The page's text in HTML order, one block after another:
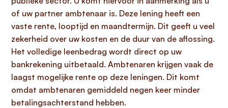
of uw partner ambtenaar is. Deze lening heeft een
vaste rente, looptijd en maandtermijn. Dit geeft u veel
zekerheid over uw kosten en de duur van de aflossing.
Het volledige leenbedrag wordt direct op uw
bankrekening uitbetaald. Ambtenaren krijgen vaak de
laagst mogelijke rente op deze leningen. Dit komt
omdat ambtenaren gemiddeld negen keer minder
betalingsachterstand hebben.